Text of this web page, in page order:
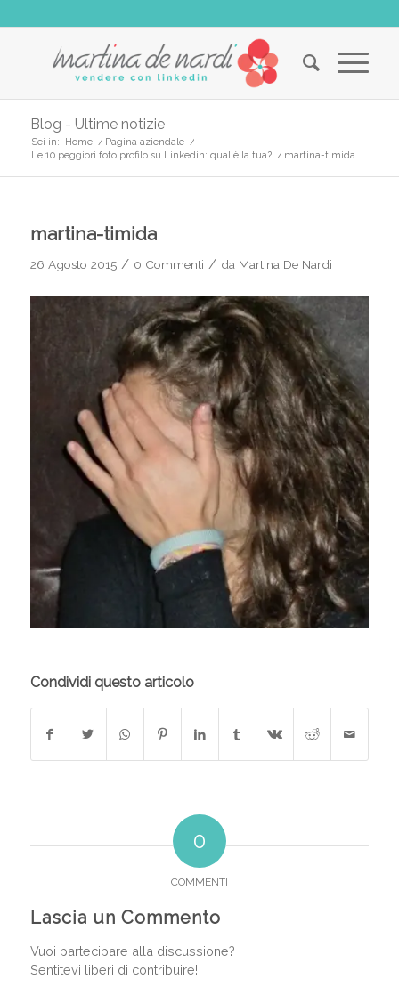
Blog - Ultime notizie
Sei in: Home / Pagina aziendale /
Le 10 peggiori foto profilo su Linkedin: qual è la tua? / martina-timida
martina-timida
26 Agosto 2015 / 0 Commenti / da Martina De Nardi
Condividi questo articolo
0
COMMENTI
Lascia un Commento
Vuoi partecipare alla discussione?
Sentitevi liberi di contribuire!